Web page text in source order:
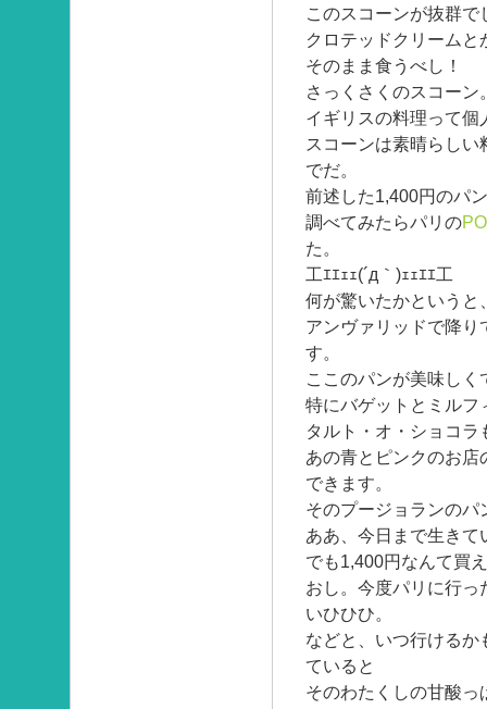
このスコーンが抜群で
クロテッドクリーム
そのまま食うべし！
さっくさくのスコーン
イギリスの料理って
スコーンは素晴らし
でだ。
前述した1,400円のパ
調べてみたらパリの
た。
工ｴｴｪｪ(´д｀)ｪｪｴｴ工
何が驚いたかというと
アンヴァリッドで降
す。
ここのパンが美味しく
特にバゲットとミルフ
タルト・オ・ショコラ
あの青とピンクのお
できます。
そのプージョランの
ああ、今日まで生きて
でも1,400円なんて買
おし。今度パリに行
いひひひ。
などと、いつ行ける
ていると
そのわたくしの甘酸